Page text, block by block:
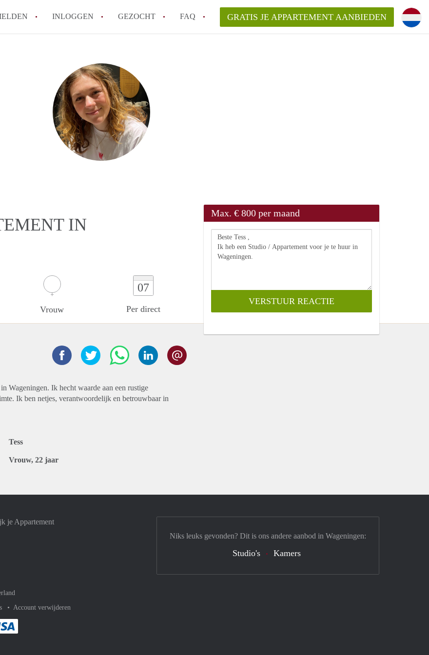
INLOGGEN GEZOCHT FAQ
How to translate AppartementWageningen!
Berekent AppartementWageningen
makelaarsvergoeding/bemiddelingsvergoeding?
Wat is AppartementWageningen?
Wat is de privacyverklaring van AppartementWageningen?
Is AppartementWageningen verantwoordelijk voor het aangeboden
Appartement / Appartementen in Wageningen?
Alle veelgestelde vragen
GRATIS JE APPARTEMENT AANBIEDEN
IN
Vrouw
07
Per direct
Max. € 800 per maand
Wageningen. Ik hecht waarde aan een rustige
Ik ben netjes, verantwoordelijk en betrouwbaar in
Tess
Vrouw, 22 jaar
je Appartement
Account verwijderen
af met Mastercard
gemakkelijk af met Meastro
Niks leuks gevonden? Dit is ons andere aanbod in Wageningen:
Studio's Kamers